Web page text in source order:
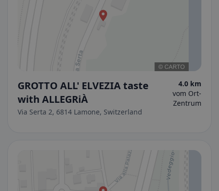
GROTTO ALL' ELVEZIA taste
with ALLEGRiÀ
Via Serta 2, 6814 Lamone, Switzerland
4.0 km
vom Ort-
Zentrum